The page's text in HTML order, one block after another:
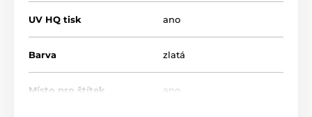
UV HQ tisk ano
Barva zlatá
Místo pro štítek ano